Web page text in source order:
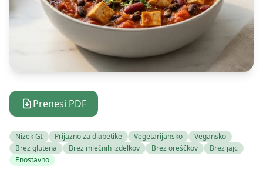
Prenesi PDF
Nizek GI Prijazno za diabetike Vegetarijansko
Vegansko
Brez glutena
Brez mlečnih izdelkov Brez oreščkov
Brez jajc
Enostavno